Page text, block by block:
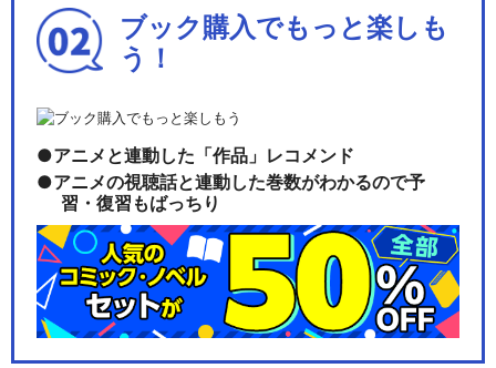
ブック購入でもっと楽しも
う！
アニメと連動した「作品」レコメンド
アニメの視聴話と連動した巻数がわかるので予
習・復習もばっちり